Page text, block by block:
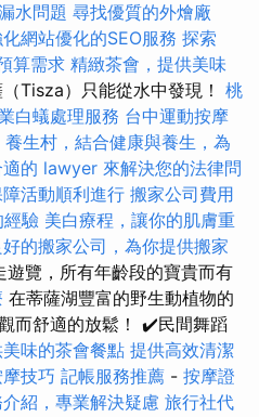
水問題 尋找優質的外燴廠
網站優化的SEO服務 探索
算需求 精緻茶會，提供美味
Tisza）只能從水中發現！ 桃
白蟻處理服務 台中運動按摩
養生村，結合健康與養生，為
的 lawyer 來解決您的法律問
活動順利進行 搬家公司費用
驗 美白療程，讓你的肌膚重
的搬家公司，為你提供搬家
覽，所有年齡段的寶貴而有
在蒂薩湖豐富的野生動植物的
而舒適的放鬆！ ✔️民間舞蹈
味的茶會餐點 提供高效清潔
技巧 記帳服務推薦 - 按摩證
紹，專業解決疑慮 旅行社代